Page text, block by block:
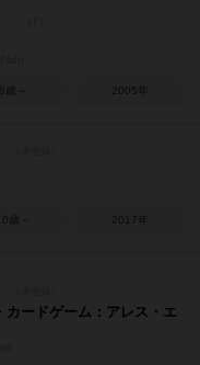
8歳～ 2005年
歳～ 2017年
カードゲーム：アレス・エ